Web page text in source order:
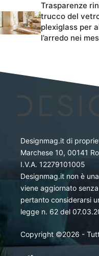
Trasparenze
trucco del
plexiglass per
l’arredo nei
Designmag.it di
Marchese 10, 00141
I.V.A. 12279101005
Designmag.it non è
viene aggiornato
pertanto considerarsi
legge n. 62 del
Copyright ©2026 -